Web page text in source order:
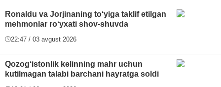
Ronaldu va Jorjinaning to‘yiga taklif etilgan
mehmonlar ro‘yxati shov-shuvda
22:47 / 03 avgust 2026
Qozog‘istonlik kelinning mahr uchun
kutilmagan talabi barchani hayratga soldi